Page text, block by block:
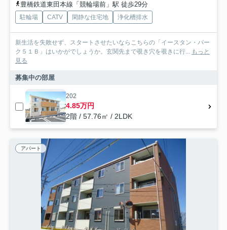
豊橋鉄道東田本線「競輪場前」駅 徒歩29分
駐輪場 CATV 閑静な住宅地 浄化槽排水
新生活を失敗せず、スタートさせたいならこちらの「イースタン・パー
ク５１Ｂ」はいかがでしょうか。玄関先まで覗き穴を覗きに行... もっと
見る
募集中の部屋
202
4.85万円
2階 / 57.76㎡ / 2LDK
アパート